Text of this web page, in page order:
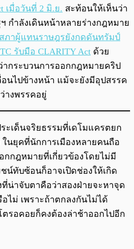
เมื่อวันที่ 2 มิ.ย. สะท้อนให้เห็นว่า
กำลังเดินหน้าหลายร่างกฎหมาย
สภาผู้แทนราษฎรยังกดดันทรัมป์
รับมือ CLARITY Act ด้วย
กระบวนการออกกฎหมายคริป
นไปข้างหน้า แม้จะยังมีอุปสรรค
างพรรคอยู่
ะเด็นจริยธรรมที่เดโมแครตยก
นยุคที่นักการเมืองหลายคนถือ
กกฎหมายที่เกี่ยวข้องโดยไม่มี
น์ทับซ้อนก็อาจเปิดช่องให้เกิด
น่าจับตาคือว่าสองฝ่ายจะหาจุด
อไม่ เพราะถ้าตกลงกันไม่ได้
รอคอยก็คงต้องล่าช้าออกไปอีก